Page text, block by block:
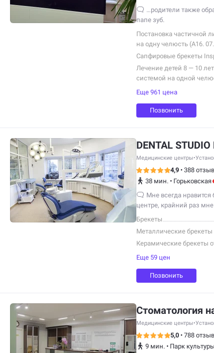
…родители также
папе зуб.
Постановка частичной
на одну челюсть (А16.
Сапфировые брекеты
Лечение детей 8 — 10
системой на одной
Еще 961 цена
Позвонить
DENTAL STUDIO
Медицинские центры•
4,9 • 388
38 мин. • Горьковская
Мне всегда нравится
центре, крайний раз
и профессиональной
Брекеты
Металлические брекеты
Керамические брекеты
Еще 59 цен
Позвонить
Стоматология
Медицинские центры•
5,0 • 788
9 мин. • Парк культуры